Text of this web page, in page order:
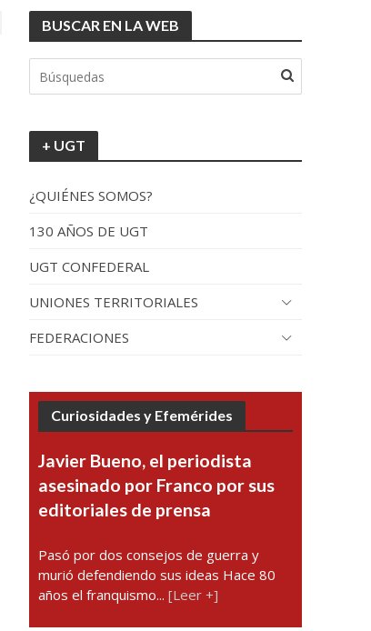
BUSCAR EN LA WEB
+ UGT
¿QUIÉNES SOMOS?
130 AÑOS DE UGT
UGT CONFEDERAL
UNIONES TERRITORIALES
FEDERACIONES
Curiosidades y Efemérides
Javier Bueno, el periodista
asesinado por Franco por sus
editoriales de prensa
Pasó por dos consejos de guerra y
murió defendiendo sus ideas Hace 80
años el franquismo...[Leer +]